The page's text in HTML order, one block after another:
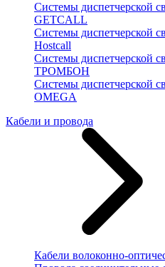
Системы диспетчерской
GETCALL
Системы диспетчерской
Hostcall
Системы диспетчерской
ТРОМБОН
Системы диспетчерской
OMEGA
Кабели и провода
Кабели волоконно-